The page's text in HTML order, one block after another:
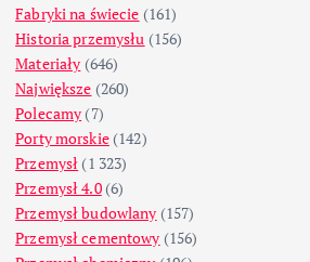
Fabryki na świecie (161)
Historia przemysłu (156)
Materiały (646)
Największe (260)
Polecamy (7)
Porty morskie(142)
Przemysł (1 323)
Przemysł 4.0(6)
Przemysł budowlany (157)
Przemysł cementowy (156)